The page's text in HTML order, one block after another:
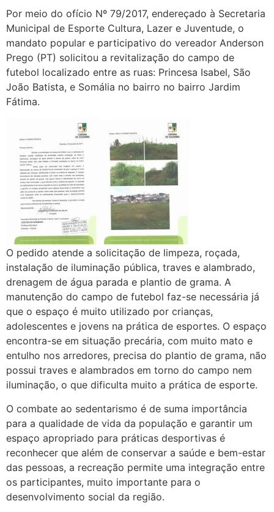
Por meio do ofício Nº 79/2017, endereçado à Secretaria
Municipal de Esporte Cultura, Lazer e Juventude, o
mandato popular e participativo do vereador Anderson
Prego (PT) solicitou a revitalização do campo de
futebol localizado entre as ruas: Princesa Isabel, São
João Batista, e Somália no bairro no bairro Jardim
Fátima.
O pedido atende a solicitação de limpeza, roçada,
instalação de iluminação pública, traves e alambrado,
drenagem de água parada e plantio de grama. A
manutenção do campo de futebol faz-se necessária já
que o espaço é muito utilizado por crianças,
adolescentes e jovens na prática de esportes. O espaço
encontra-se em situação precária, com muito mato e
entulho nos arredores, precisa do plantio de grama, não
possui traves e alambrados em torno do campo nem
iluminação, o que dificulta muito a prática de esporte.
O combate ao sedentarismo é de suma importância
para a qualidade de vida da população e garantir um
espaço apropriado para práticas desportivas é
reconhecer que além de conservar a saúde e bem-estar
das pessoas, a recreação permite uma integração entre
os participantes, muito importante para o
desenvolvimento social da região.